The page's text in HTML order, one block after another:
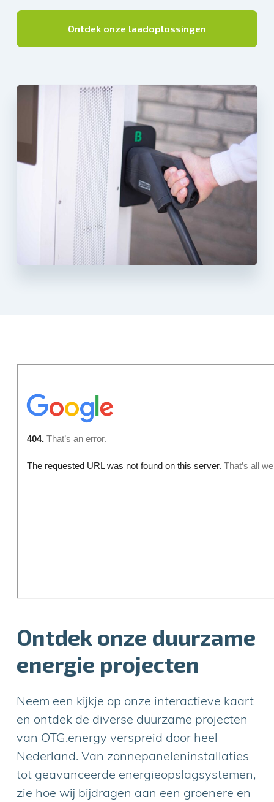
Ontdek onze laadoplossingen
Ontdek onze duurzame
energie projecten
Neem een kijkje op onze interactieve kaart
en ontdek de diverse duurzame projecten
van OTG.energy verspreid door heel
Nederland. Van zonnepaneleninstallaties
tot geavanceerde energieopslagsystemen,
zie hoe wij bijdragen aan een groenere en